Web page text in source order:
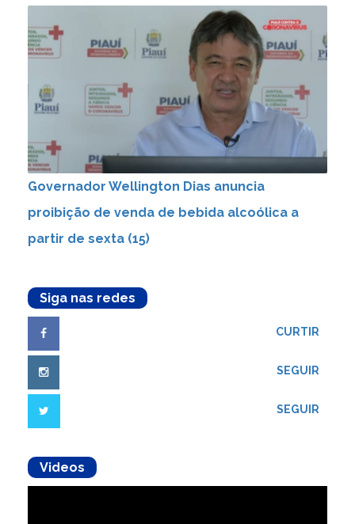
Governador Wellington Dias anuncia
proibição de venda de bebida alcoólica a
partir de sexta (15)
Siga nas redes
CURTIR
SEGUIR
SEGUIR
Videos